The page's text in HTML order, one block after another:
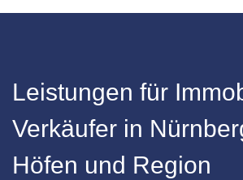
Leistungen für
Verkäufer in
Höfen und Region